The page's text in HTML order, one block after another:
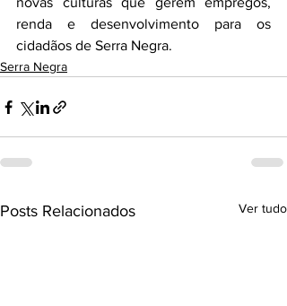
renda e desenvolvimento para os
cidadãos de Serra Negra.
Serra Negra
Posts Relacionados Ver tudo